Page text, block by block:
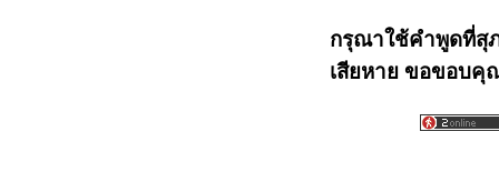
กรุณาใช้คำพูดที่สุ
เสียหาย ขอขอบคุ